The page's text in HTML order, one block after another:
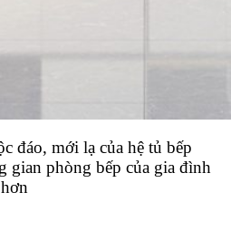
đáo, mới lạ của hệ tủ bếp
gian phòng bếp của gia đình